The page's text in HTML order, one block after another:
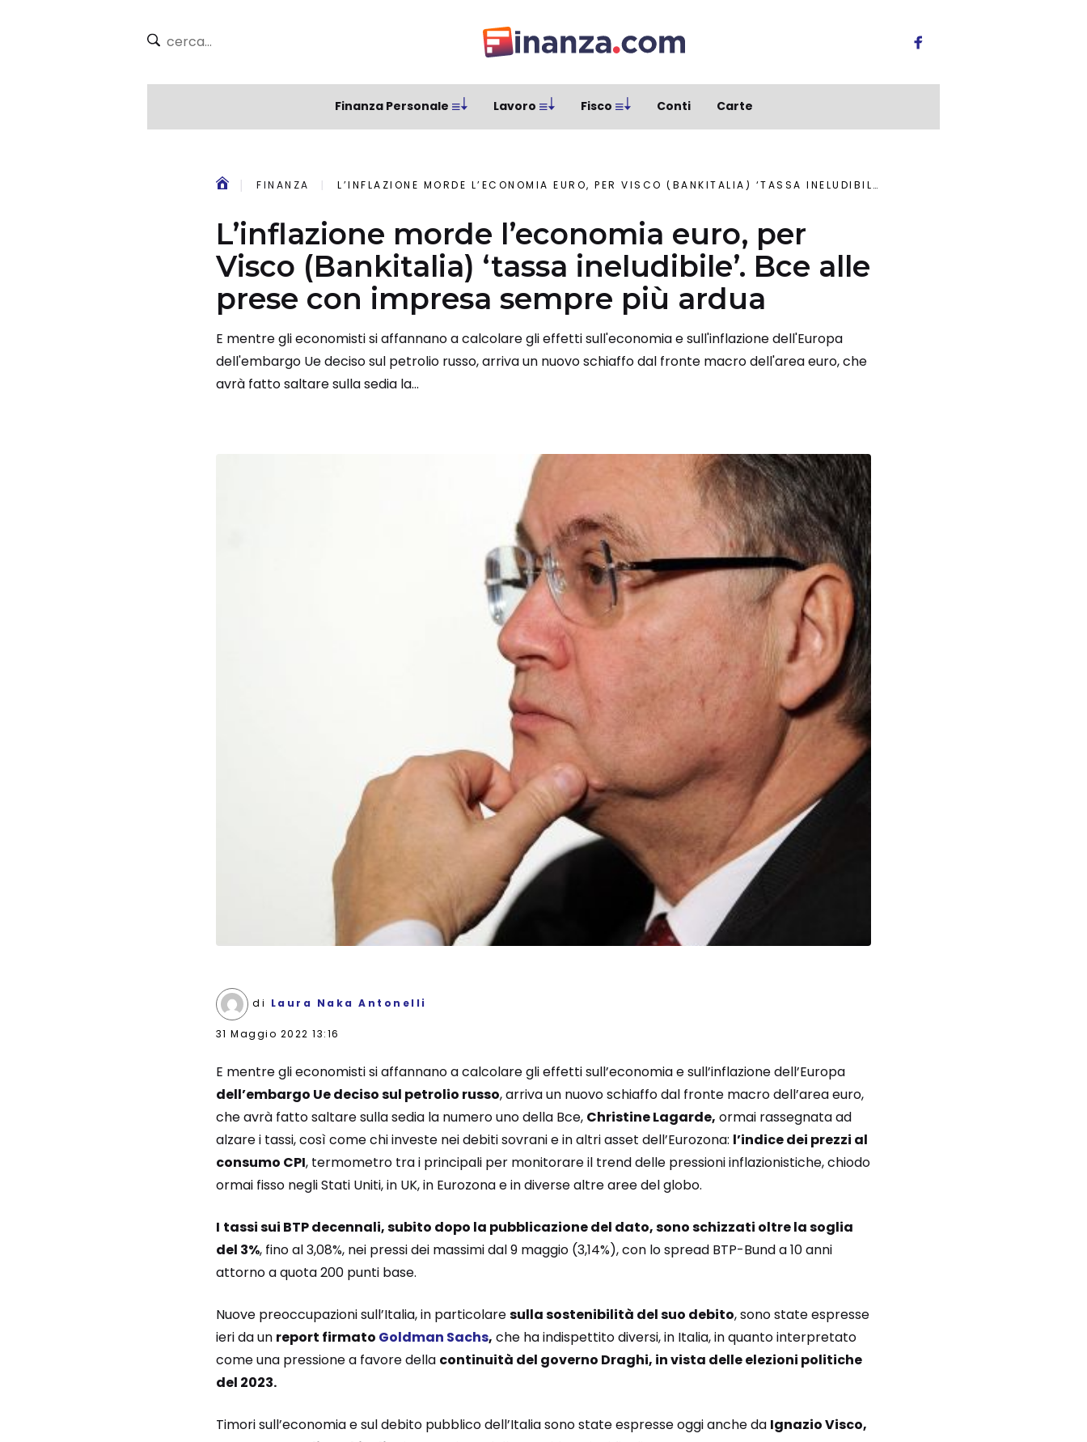
Finanza Personale Lavoro Fisco Conti Carte
FINANZA L’INFLAZIONE MORDE L’ECONOMIA EURO, PER VISCO (BANKITALIA) ‘TASSA INELUDIBILE’. BCE ALLE PRESE CON IMPRESA SEMPRE PIÙ ARDUA
L’inflazione morde l’economia euro, per
Visco (Bankitalia) ‘tassa ineludibile’. Bce alle
prese con impresa sempre più ardua
E mentre gli economisti si affannano a calcolare gli effetti sull'economia e sull'inflazione dell'Europa
dell'embargo Ue deciso sul petrolio russo, arriva un nuovo schiaffo dal fronte macro dell'area euro, che
avrà fatto saltare sulla sedia la...
di Laura Naka Antonelli
31 Maggio 2022 13:16
E mentre gli economisti si affannano a calcolare gli effetti sull’economia e sull’inflazione dell’Europa
dell’embargo Ue deciso sul petrolio russo, arriva un nuovo schiaffo dal fronte macro dell’area euro,
che avrà fatto saltare sulla sedia la numero uno della Bce, Christine Lagarde, ormai rassegnata ad
alzare i tassi, così come chi investe nei debiti sovrani e in altri asset dell’Eurozona: l’indice dei prezzi al
consumo CPI, termometro tra i principali per monitorare il trend delle pressioni inflazionistiche, chiodo
ormai fisso negli Stati Uniti, in UK, in Eurozona e in diverse altre aree del globo.
I tassi sui BTP decennali, subito dopo la pubblicazione del dato, sono schizzati oltre la soglia
del 3%, fino al 3,08%, nei pressi dei massimi dal 9 maggio (3,14%), con lo spread BTP-Bund a 10 anni
attorno a quota 200 punti base.
Nuove preoccupazioni sull’Italia, in particolaresulla sostenibilità del suo debito, sono state espresse
ieri da un report firmato Goldman Sachs, che ha indispettito diversi, in Italia, in quanto interpretato
come una pressione a favore della continuità del governo Draghi, in vista delle elezioni politiche
del 2023.
Timori sull’economia e sul debito pubblico dell’Italia sono state espresse oggi anche da Ignazio Visco,